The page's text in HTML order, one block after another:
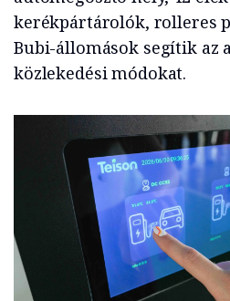
kerékpártárolók, rolleres
Bubi-állomások segítik az
közlekedési módokat.